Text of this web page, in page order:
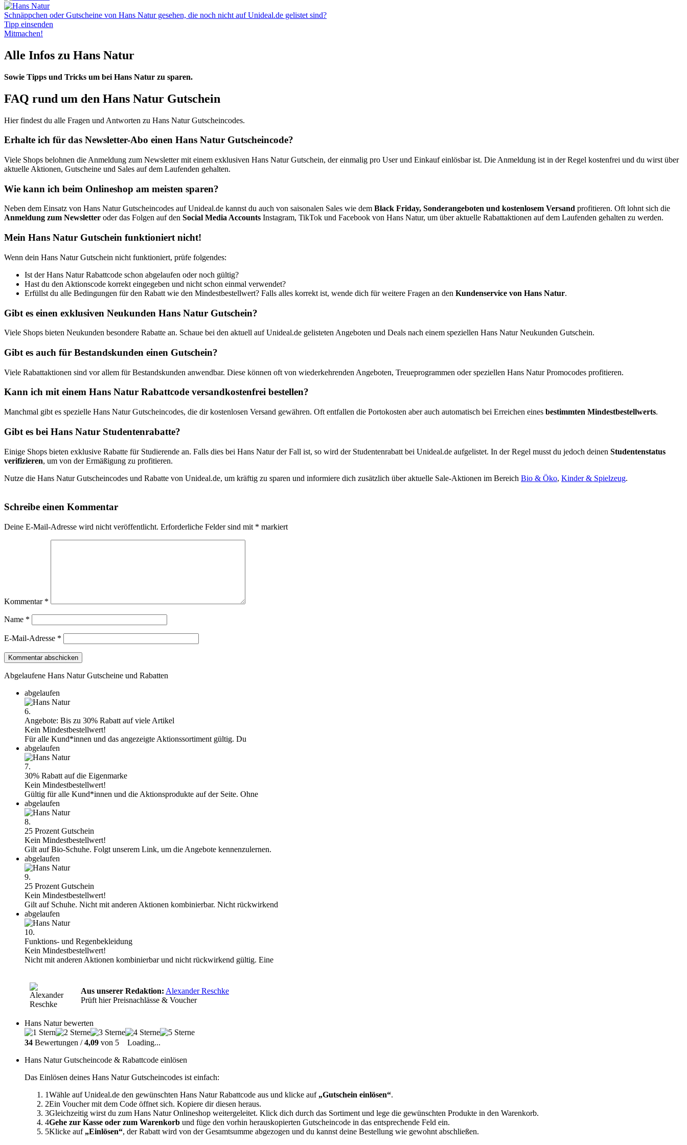
Schnäppchen oder Gutscheine von Hans Natur gesehen, die noch nicht auf Unideal.de gelistet sind?
Tipp einsenden
Mitmachen!
Alle Infos zu Hans Natur
Sowie Tipps und Tricks um bei Hans Natur zu sparen.
FAQ rund um den Hans Natur Gutschein
Hier findest du alle Fragen und Antworten zu Hans Natur Gutscheincodes.
Erhalte ich für das Newsletter-Abo einen Hans Natur Gutscheincode?
Viele Shops belohnen die Anmeldung zum Newsletter mit einem exklusiven Hans Natur Gutschein, der einmalig pro User und Einkauf einlösbar ist. Die Anmeldung ist in der Regel kostenfrei und du wirst über
aktuelle Aktionen, Gutscheine und Sales auf dem Laufenden gehalten.
Wie kann ich beim Onlineshop am meisten sparen?
Neben dem Einsatz von Hans Natur Gutscheincodes auf Unideal.de kannst du auch von saisonalen Sales wie dem Black Friday, Sonderangeboten und kostenlosem Versand profitieren. Oft lohnt sich die
Anmeldung zum Newsletter oder das Folgen auf den Social Media Accounts Instagram, TikTok und Facebook von Hans Natur, um über aktuelle Rabattaktionen auf dem Laufenden gehalten zu werden.
Mein Hans Natur Gutschein funktioniert nicht!
Wenn dein Hans Natur Gutschein nicht funktioniert, prüfe folgendes:
Ist der Hans Natur Rabattcode schon abgelaufen oder noch gültig?
Hast du den Aktionscode korrekt eingegeben und nicht schon einmal verwendet?
Erfüllst du alle Bedingungen für den Rabatt wie den Mindestbestellwert? Falls alles korrekt ist, wende dich für weitere Fragen an den Kundenservice von Hans Natur.
Gibt es einen exklusiven Neukunden Hans Natur Gutschein?
Viele Shops bieten Neukunden besondere Rabatte an. Schaue bei den aktuell auf Unideal.de gelisteten Angeboten und Deals nach einem speziellen Hans Natur Neukunden Gutschein.
Gibt es auch für Bestandskunden einen Gutschein?
Viele Rabattaktionen sind vor allem für Bestandskunden anwendbar. Diese können oft von wiederkehrenden Angeboten, Treueprogrammen oder speziellen Hans Natur Promocodes profitieren.
Kann ich mit einem Hans Natur Rabattcode versandkostenfrei bestellen?
Manchmal gibt es spezielle Hans Natur Gutscheincodes, die dir kostenlosen Versand gewähren. Oft entfallen die Portokosten aber auch automatisch bei Erreichen eines bestimmten Mindestbestellwerts.
Gibt es bei Hans Natur Studentenrabatte?
Einige Shops bieten exklusive Rabatte für Studierende an. Falls dies bei Hans Natur der Fall ist, so wird der Studentenrabatt bei Unideal.de aufgelistet. In der Regel musst du jedoch deinen Studentenstatus
verifizieren, um von der Ermäßigung zu profitieren.
Nutze die Hans Natur Gutscheincodes und Rabatte von Unideal.de, um kräftig zu sparen und informiere dich zusätzlich über aktuelle Sale-Aktionen im Bereich Bio & Öko, Kinder & Spielzeug.
Schreibe einen Kommentar
Deine E-Mail-Adresse wird nicht veröffentlicht. Erforderliche Felder sind mit * markiert
Kommentar *
Name *
E-Mail-Adresse *
Abgelaufene Hans Natur Gutscheine und Rabatten
abgelaufen
6.
Angebote: Bis zu 30% Rabatt auf viele Artikel
Kein Mindestbestellwert!
Für alle Kund*innen und das angezeigte Aktionssortiment gültig. Du
abgelaufen
7.
30% Rabatt auf die Eigenmarke
Kein Mindestbestellwert!
Gültig für alle Kund*innen und die Aktionsprodukte auf der Seite. Ohne
abgelaufen
8.
25 Prozent Gutschein
Kein Mindestbestellwert!
Gilt auf Bio-Schuhe. Folgt unserem Link, um die Angebote kennenzulernen.
abgelaufen
9.
25 Prozent Gutschein
Kein Mindestbestellwert!
Gilt auf Schuhe. Nicht mit anderen Aktionen kombinierbar. Nicht rückwirkend
abgelaufen
10.
Funktions- und Regenbekleidung
Kein Mindestbestellwert!
Nicht mit anderen Aktionen kombinierbar und nicht rückwirkend gültig. Eine
Aus unserer Redaktion: Alexander Reschke
Prüft hier Preisnachlässe & Voucher
Hans Natur bewerten
34 Bewertungen /4,09 von 5
Loading...
Hans Natur Gutscheincode & Rabattcode einlösen
Das Einlösen deines Hans Natur Gutscheincodes ist einfach:
1Wähle auf Unideal.de den gewünschten Hans Natur Rabattcode aus und klicke auf „Gutschein einlösen“.
2Ein Voucher mit dem Code öffnet sich. Kopiere dir diesen heraus.
3Gleichzeitig wirst du zum Hans Natur Onlineshop weitergeleitet. Klick dich durch das Sortiment und lege die gewünschten Produkte in den Warenkorb.
4Gehe zur Kasse oder zum Warenkorb und füge den vorhin herauskopierten Gutscheincode in das entsprechende Feld ein.
5Klicke auf „Einlösen“, der Rabatt wird von der Gesamtsumme abgezogen und du kannst deine Bestellung wie gewohnt abschließen.